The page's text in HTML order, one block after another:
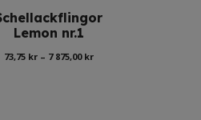
Lemon nr.1
73,75 kr – 7 875,00 krPrisintervall: